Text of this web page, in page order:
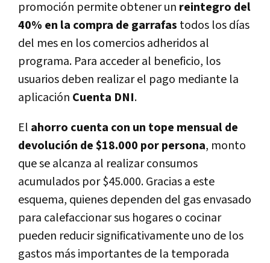
promoción permite obtener un reintegro del
40% en la compra de garrafas todos los días
del mes en loscomercios adheridos al
programa. Para acceder al beneficio, los
usuarios deben realizar el pago mediante la
aplicación Cuenta DNI.
El ahorro cuenta con un tope mensual de
devolución de $18.000 por persona, monto
que se alcanza al realizarconsumos
acumulados por $45.000. Gracias a este
esquema, quienes dependen del gas envasado
para calefaccionar sus hogares o cocinar
pueden reducir significativamente uno de los
gastos más importantes de la temporada